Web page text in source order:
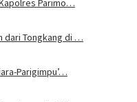
Parimo…
dari Tongkang di …
Parigimpu’…